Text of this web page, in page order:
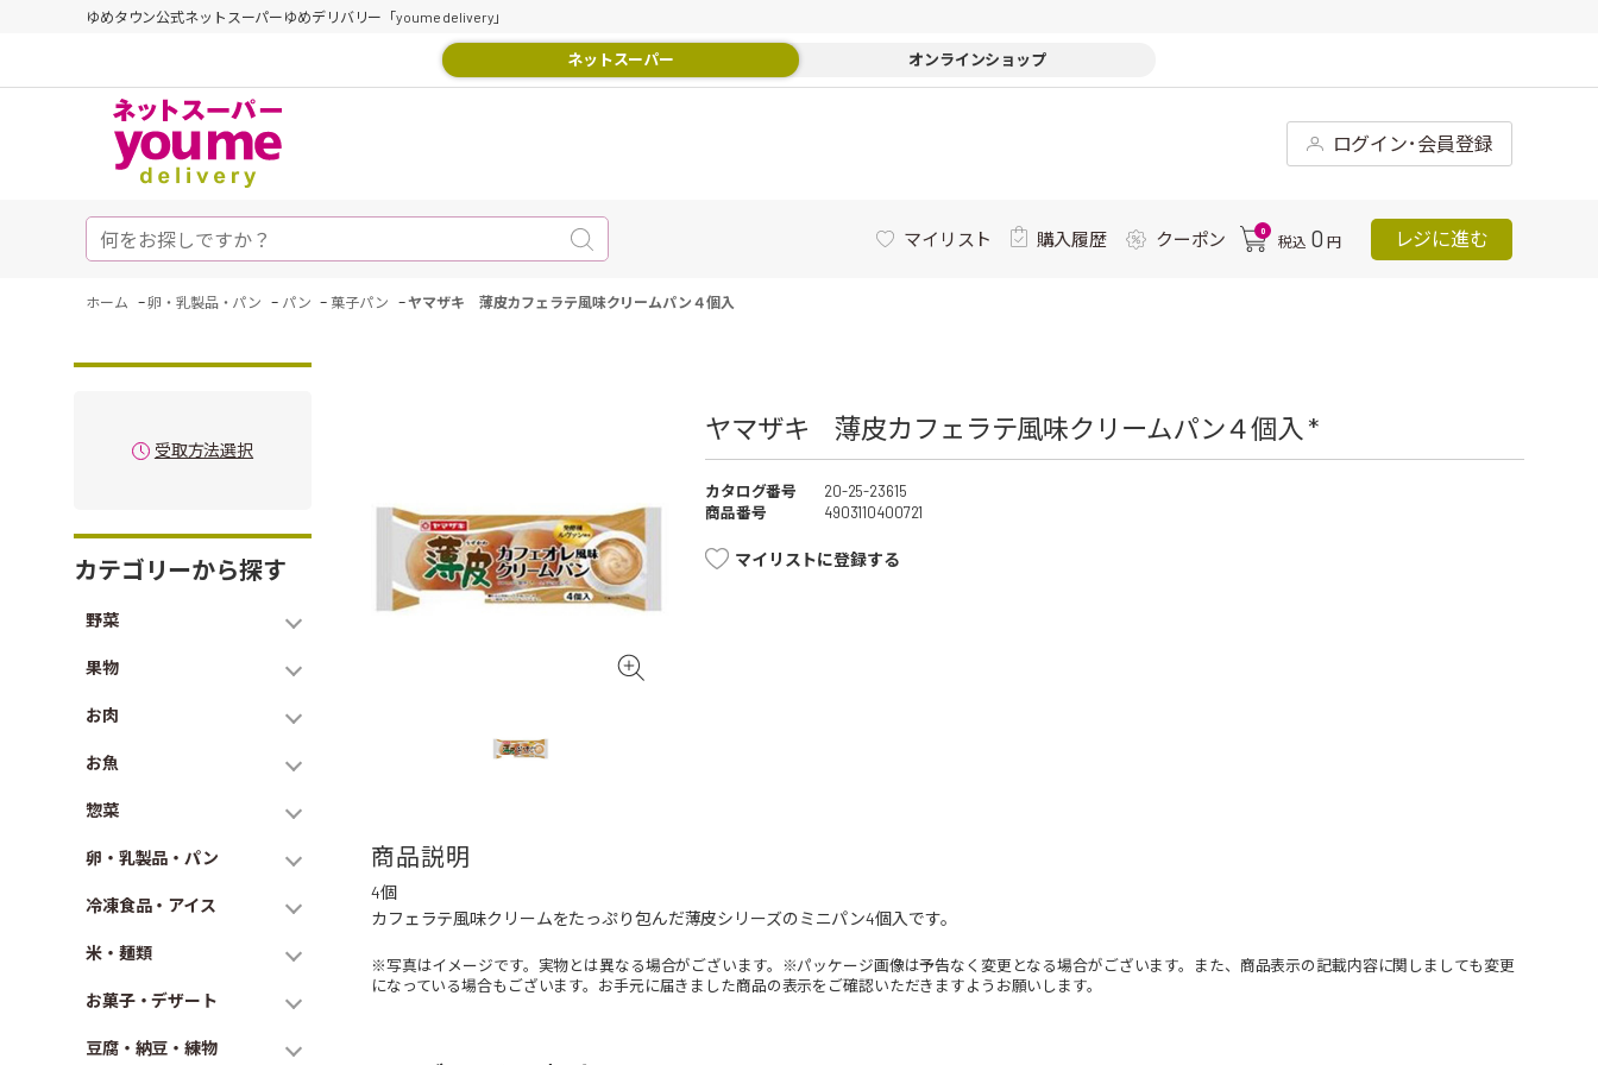
ゆめタウン公式ネットスーパーゆめデリバリー「youme delivery」
ネットスーパー オンラインショップ
ログイン･会員登録
マイリスト 購入履歴 クーポン 0
税込 0 円 レジに進む
ホーム -卵・乳製品・パン - パン -菓子パン -ヤマザキ 薄皮カフェラテ風味クリームパン４個入
受取方法選択
カテゴリーから探す
野菜
果物
お肉
お魚
惣菜
卵・乳製品・パン
冷凍食品・アイス
米・麺類
お菓子・デザート
豆腐・納豆・練物
ヤマザキ 薄皮カフェラテ風味クリームパン４個入 *
カタログ番号
20-25-23615
商品番号
4903110400721
マイリストに登録する
商品説明
4個
カフェラテ風味クリームをたっぷり包んだ薄皮シリーズのミニパン4個入です。
※写真はイメージです。実物とは異なる場合がございます。※パッケージ画像は予告なく変更となる場合がございます。また、商品表示の記載内容に関しましても変更
になっている場合もございます。お手元に届きました商品の表示をご確認いただきますようお願いします。